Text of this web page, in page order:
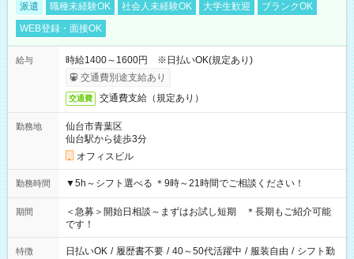
派遣 職種未経験OK 社会人未経験OK 大学生歓迎
ブランクOK
WEB登録・面接OK
給与
時給1400～1600円 ※日払いOK(規定あり)
交通費別途支給あり
交通費 交通費支給（規定あり）
勤務地
仙台市青葉区
仙台駅から徒歩3分
オフィスビル
勤務時間 ▼5h～シフト選べる ＊9時～21時間でご相談ください！
期間
＜急募＞開始日相談～まずはお試し短期 ＊長期もご紹介可能
です！
特徴 日払いOK / 履歴書不要 / 40～50代活躍中 / 服装自由 / シフト勤